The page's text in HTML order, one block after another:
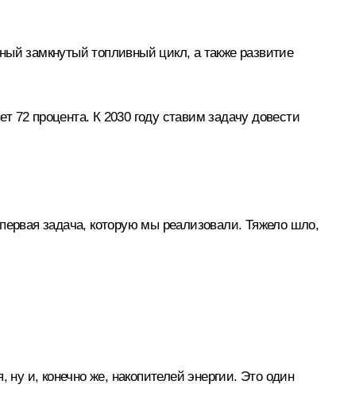
замкнутый топливный цикл, а также развитие
72 процента. К 2030 году ставим задачу довести
задача, которую мы реализовали. Тяжело шло,
и, конечно же, накопителей энергии. Это один